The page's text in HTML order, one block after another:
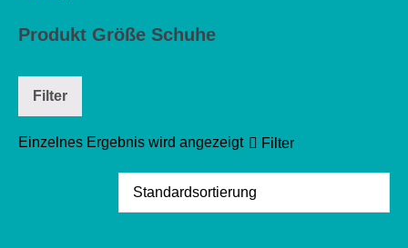
Produkt Größe Schuhe
Filter
Filter
Einzelnes Ergebnis wird angezeigt